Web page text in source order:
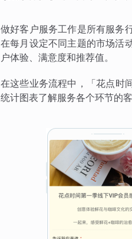
做好客户服务工作是所有服务
在每月设定不同主题的市场活
户体验、满意度和推荐值。
在这些业务流程中，「花点时
统计图表了解服务各个环节的